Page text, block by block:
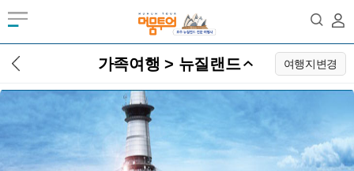
가족여행 > 뉴질랜드 여행지변경